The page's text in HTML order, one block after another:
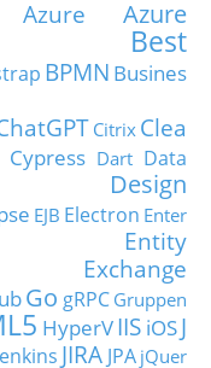
Azure
Azure
Best
BPMN Busines
Citrix Clea
Cypress Dart Data
Design
EJB Electron Enter
Entity
Exchange
Go gRPC Gruppen
HyperVIIS iOSJ
JIRA JPA jQuer